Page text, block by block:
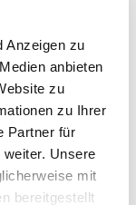
Anzeigen zu
anbieten
zu
zu Ihrer
Partner für
Unsere
mit
bereitgestellt
kann der
MW
befestigt
loslegen
durch
it-Kabel an